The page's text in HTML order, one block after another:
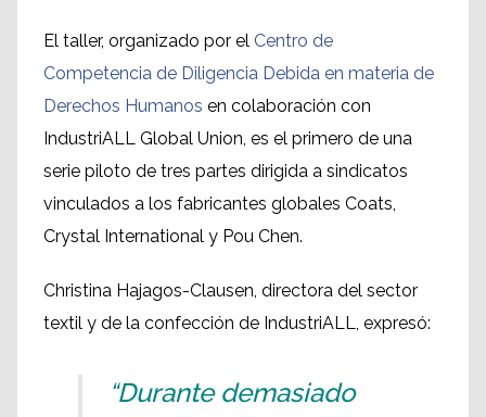
El taller, organizado por el Centro de
Competencia de Diligencia Debida en materia de
Derechos Humanos en colaboración con
IndustriALL Global Union, es el primero de una
serie piloto de tres partes dirigida a sindicatos
vinculados a los fabricantes globales Coats,
Crystal International y Pou Chen.
Christina Hajagos-Clausen, directora del sector
textil y de la confección de IndustriALL, expresó:
“Durante demasiado